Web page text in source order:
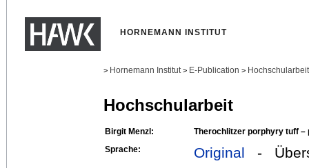
HORNEMANN INSTITUT
> Hornemann Institut > E-Publication >
Hochschularbeit
Birgit Menzl:
Therochlitzer porphyry tuff
Sprache:
Original -